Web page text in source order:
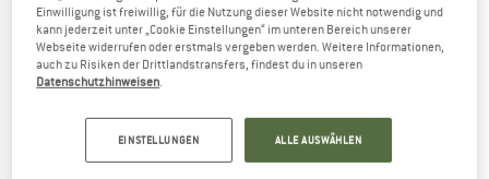
Einwilligung ist freiwillig, für die Nutzung dieser Website nicht notwendig und
kann jederzeit unter „Cookie Einstellungen“ im unteren Bereich unserer
Webseite widerrufen oder erstmals vergeben werden. Weitere Informationen,
auch zu Risiken der Drittlandstransfers, findest du in unseren
Datenschutzhinweisen.
EINSTELLUNGEN ALLE AUSWÄHLEN